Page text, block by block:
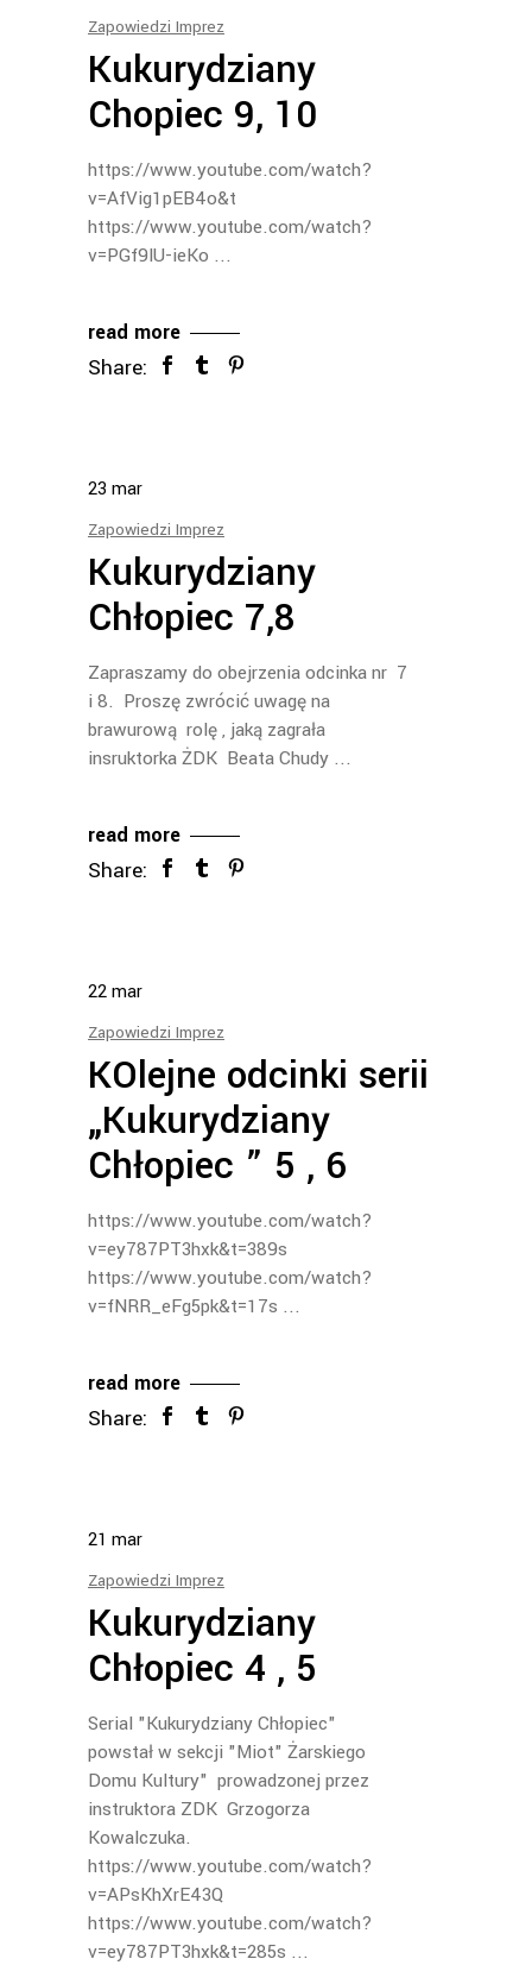
Zapowiedzi Imprez
Kukurydziany
Chopiec 9, 10
https://www.youtube.com/watch?
v=AfVig1pEB4o&t
https://www.youtube.com/watch?
v=PGf9lU-ieKo
read more
Share:
23 mar
Zapowiedzi Imprez
Kukurydziany
Chłopiec 7,8
Zapraszamy do obejrzenia odcinka nr 7
i 8. Proszę zwrócić uwagę na
brawurową rolę , jaką zagrała
insruktorka ŻDK Beata Chudy
read more
Share:
22mar
Zapowiedzi Imprez
KOlejne odcinki serii
„Kukurydziany
Chłopiec ” 5 , 6
https://www.youtube.com/watch?
v=ey787PT3hxk&t=389s
https://www.youtube.com/watch?
v=fNRR_eFg5pk&t=17s
read more
Share:
21 mar
Zapowiedzi Imprez
Kukurydziany
Chłopiec 4 , 5
Serial "Kukurydziany Chłopiec"
powstał w sekcji "Miot" Żarskiego
Domu Kultury" prowadzonej przez
instruktora ZDK Grzogorza
Kowalczuka.
https://www.youtube.com/watch?
v=APsKhXrE43Q
https://www.youtube.com/watch?
v=ey787PT3hxk&t=285s